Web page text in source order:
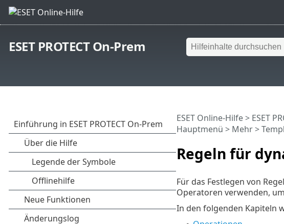
ESET PROTECT On-Prem
Regeln für
ESET Online-Hilfe> ESET
Hauptmenü > Mehr>
Für das Festlegen von
Operatoren verwenden,
In den folgenden Kapiteln